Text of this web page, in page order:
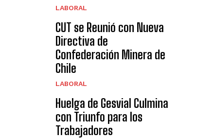
LABORAL
CUT se Reunió con Nueva
Directiva de
Confederación Minera de
Chile
LABORAL
Huelga de Gesvial Culmina
con Triunfo para los
Trabajadores